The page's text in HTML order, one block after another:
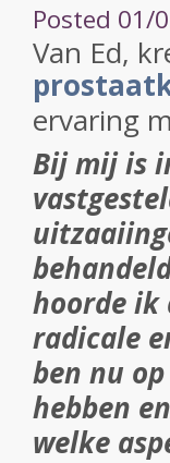
Posted 01/
Van Ed,
ervaring
Bij mij is
hoorde ik
radicale
ben nu
hebben
welke